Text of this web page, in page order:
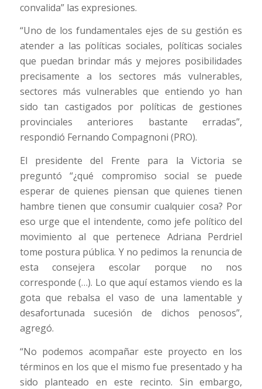
convalida” las expresiones.
“Uno de los fundamentales ejes de su gestión es
atender a las políticas sociales, políticas sociales
que puedan brindar más y mejores posibilidades
precisamente a los sectores más vulnerables,
sectores más vulnerables que entiendo yo han
sido tan castigados por políticas de gestiones
provinciales anteriores bastante erradas”,
respondió Fernando Compagnoni (PRO).
El presidente del Frente para la Victoria se
preguntó “¿qué compromiso social se puede
esperar de quienes piensan que quienes tienen
hambre tienen que consumir cualquier cosa? Por
eso urge que el intendente, como jefe político del
movimiento al que pertenece Adriana Perdriel
tome postura pública. Y no pedimos la renuncia de
esta consejera escolar porque no nos
corresponde (…). Lo que aquí estamos viendo es la
gota que rebalsa el vaso de una lamentable y
desafortunada sucesión de dichos penosos”,
agregó.
“No podemos acompañar este proyecto en los
términos en los que el mismo fue presentado y ha
sido planteado en este recinto. Sin embargo,